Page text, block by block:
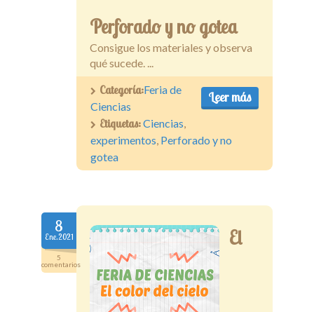
Perforado y no gotea
Consigue los materiales y observa
qué sucede. ...
Leer más
Categoría:Feria de
Ciencias
Etiquetas:Ciencias,
experimentos, Perforado y no
gotea
8
Ene.2021
5
comentarios
El